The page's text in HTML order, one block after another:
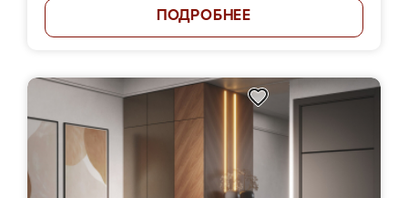
ПОДРОБНЕЕ